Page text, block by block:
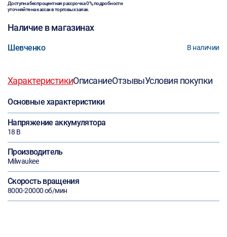
Доступна беспроцентная рассрочка 0%, подробности
уточняйте на кассах в торговых залах.
Наличие в магазинах
Шевченко В наличии
ХарактеристикиОписаниеОтзывыУсловия покупки
Основные характеристики
Напряжение аккумулятора
18 В
Производитель
Milwaukee
Скорость вращения
8000-20000 об/мин